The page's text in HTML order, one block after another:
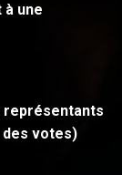
une
représentants
des votes)